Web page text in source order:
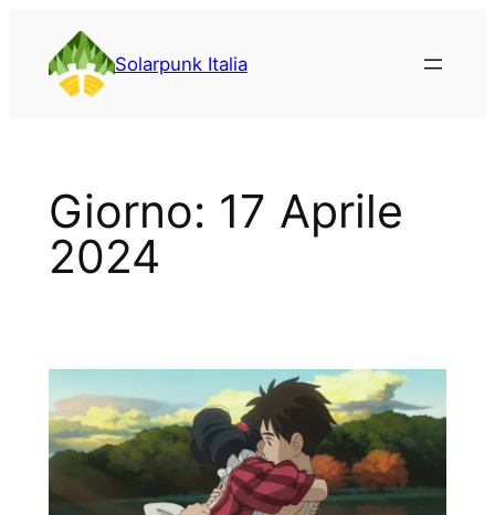
contenuto
Solarpunk Italia
Giorno: 17 Aprile
2024